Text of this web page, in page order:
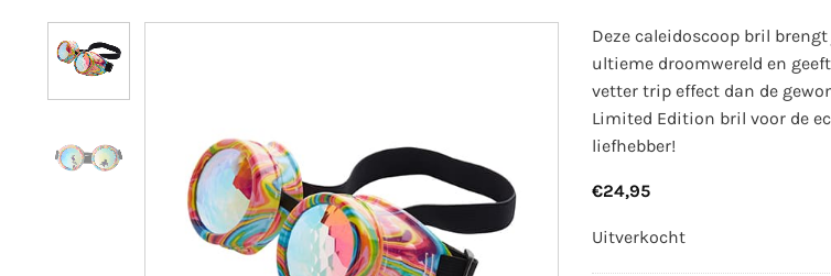
Deze caleidoscoop bril
ultieme droomwereld en
vetter trip effect dan de
Limited Edition bril voor de
liefhebber!
€24,95
Uitverkocht